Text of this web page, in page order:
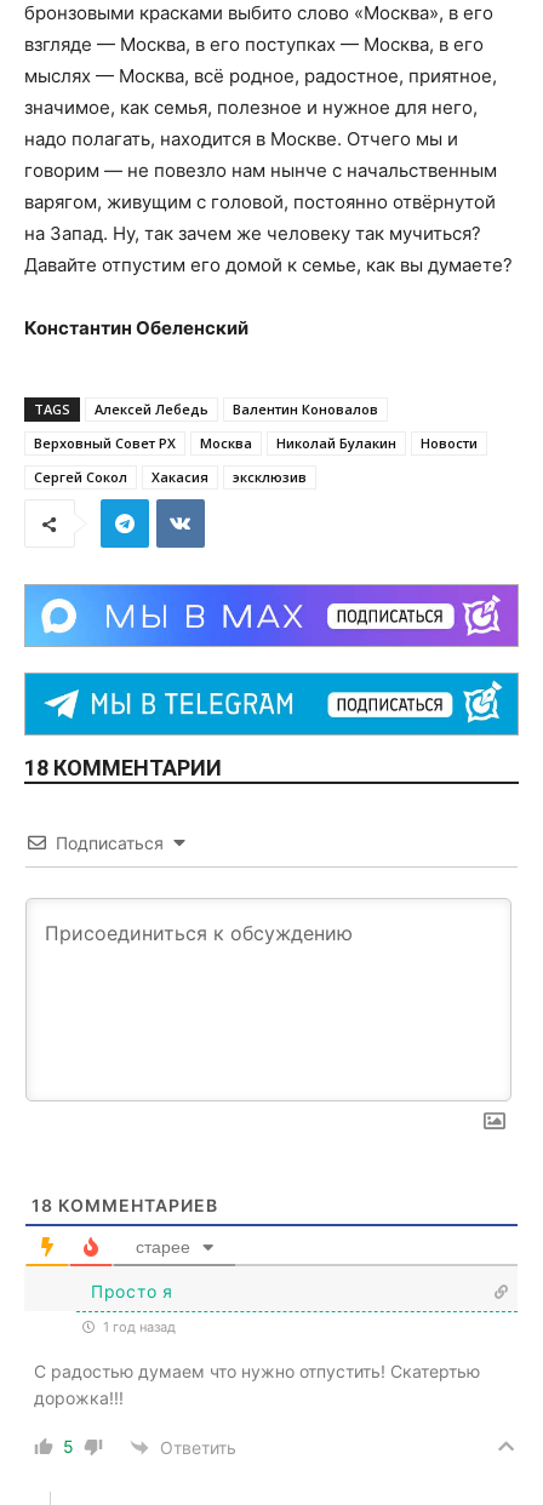
бронзовыми красками выбито слово «Москва», в его
взгляде — Москва, в его поступках — Москва, в его
мыслях — Москва, всё родное, радостное, приятное,
значимое, как семья, полезное и нужное для него,
надо полагать, находится в Москве. Отчего мы и
говорим — не повезло нам нынче с начальственным
варягом, живущим с головой, постоянно отвёрнутой
на Запад. Ну, так зачем же человеку так мучиться?
Давайте отпустим его домой к семье, как вы думаете?
Константин Обеленский
TAGS Алексей Лебедь
Валентин Коновалов
Верховный Совет РХ
Москва Николай Булакин
Новости
Сергей Сокол
Хакасия эксклюзив
18 КОММЕНТАРИИ
Подписаться
18 КОММЕНТАРИЕВ
старее
Просто я
1 год назад
С радостью думаем что нужно отпустить! Скатертью
дорожка!!!
5 Ответить